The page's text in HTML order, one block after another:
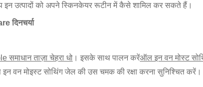
इन उत्पादों को अपने स्किनकेयर रूटीन में कैसे शामिल कर सकते हैं।
दिनचर्या
समाधान ताज़ा चेहरा धो । इसके साथ पालन करेंऑल इन वन मोस्ट
मोइस्ट सोथिंग जेल की उस चमक की रक्षा करना सुनिश्चित करें।